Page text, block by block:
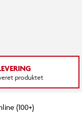
produktet
(100+)